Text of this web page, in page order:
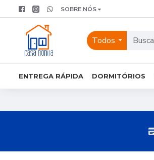
SOBRE NÓS
Todos
ENTREGA RÁPIDA DORMITÓRIOS